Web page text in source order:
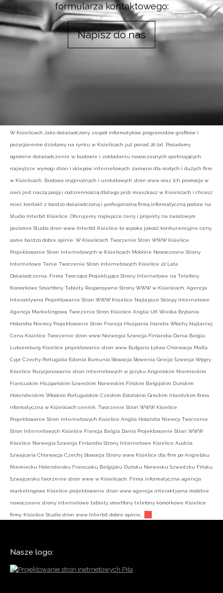
formularza kontaktowego:
Napisz do nas
W Kisielicach Jako doświadczony zespół informatyków programistów grafików i
pozycjonerów działamy na rynku w Kisielicach już ponad 20 lat. Posiadamy
ogromne doświadczenie w budowie i zakładaniu nowoczesnych spełniających
najwyższe wymogi stron i sklepów internetowych zarówno dla małych i dużych firm
w Kisielicach. Budowa oryginalnych i unikatowych stron www oraz ich promocja w
sieci jest naszą pasją i codziennością dlatego jeśli mieszkasz w Kisielicach i chcesz
mieć kontakt z bardzo doświadczoną i profesjonalną firmą informatyczną postaw na
Studio Interbit Kisielice. Oferujemy najlepsze ceny i projekty na światowym
poziomie Studio stron www Interbit Kisielice to wysoka jakość konkurencyjne ceny
same bardzo dobre opinie. W Kisielicach Tworzenie Stron WWW Kisielice
Projektowanie Stron Internetowych w Kisielicach Mobilne Nowoczesne Strony
Internetowe Tanie Tworzenie Stron Internetowych Kisielice 22 Lata
Doświadczenia. Firma Tworząca Projektująca Strony Internetowe na Telefony
Komórkowe Smartfony Tablety. Responsywne Strony WWW w Kisielicach. Agencja
Interaktywna Projektowanie Stron WWW Kisielice Najlepsze Sklepy Internetowe
Agencja Marketingowa Tworzenie Stron Kisielice Anglia UK Wielka Brytania
Holandia Niemcy Projektowanie Stron Francja Hiszpania Irlandia Włochy Najtaniej
Cena Kisielice Tworzenie stron www Norwegia Szwecja Finlandia Dania Belgia
Luksemburg Kisielice projektowanie stron www Bułgaria Łotwa Chorwacja Malta
Cypr Czechy Portugalia Estonia Rumunia Słowacja Słowenia Grecja Szwecja Węgry
Kisielice Pozycjonowanie stron internetowych w języku Angielskim Niemieckim
Francuskim Hiszpańskim Szweckim Norweskim Fińskim Belgijskim Duńskim
Holenderskim Włoskim Portugalskim Czeskim Estońskim Greckim Irlandzkim firma
nformatyczna w Kisielicach cennik. Tworzenie Stron WWW Kisielice
Projektowanie Stron Internetowych Kisielice Anglia Holandia Niemcy Tworzenie
Stron Internetowych Kisielice Francja Belgia Dania Projektowanie Stron WWW
Kisielice Norwegia Szwecja Finlandia Strony Internetowe Kisielice Austria
Szwajcaria Chorwacja Czechy Słowacja Strony www Kisielice dla firm po Angielsku
Niemiecku Holendersku Francusku Belgijsku Duńsku Norwesku Szwedzku Fińsku
Szwajcarsku tworzenie stron www w Kisielicach. Firma informatyczna agencja
marketingowa Kisielice projektowanie stron www agencja interaktywna mobilne
nowoczesne strony internetowe tablety smartfony telefony komórkowe Kisielice
firmy. Kisielice Studio stron www Interbit dobre opinie.:
Nasze logo: